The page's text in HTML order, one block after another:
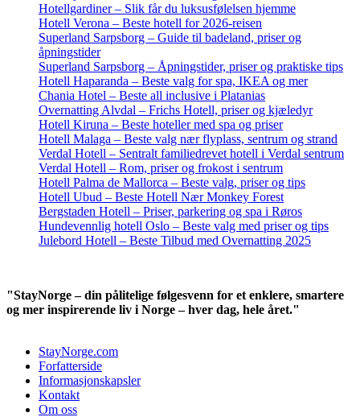
Hotellgardiner – Slik får du luksusfølelsen hjemme
Hotell Verona – Beste hotell for 2026-reisen
Superland Sarpsborg – Guide til badeland, priser og
åpningstider
Superland Sarpsborg – Åpningstider, priser og praktiske tips
Hotell Haparanda – Beste valg for spa, IKEA og mer
Chania Hotel – Beste all inclusive i Platanias
Overnatting Alvdal – Frichs Hotell, priser og kjæledyr
Hotell Kiruna – Beste hoteller med spa og priser
Hotell Malaga – Beste valg nær flyplass, sentrum og strand
Verdal Hotell – Sentralt familiedrevet hotell i Verdal sentrum
Verdal Hotell – Rom, priser og frokost i sentrum
Hotell Palma de Mallorca – Beste valg, priser og tips
Hotell Ubud – Beste Hotell Nær Monkey Forest
Bergstaden Hotell – Priser, parkering og spa i Røros
Hundevennlig hotell Oslo – Beste valg med priser og tips
Julebord Hotell – Beste Tilbud med Overnatting 2025
"StayNorge – din pålitelige følgesvenn for et enklere, smartere
og mer inspirerende liv i Norge – hver dag, hele året."
StayNorge.com
Forfatterside
Informasjonskapsler
Kontakt
Om oss